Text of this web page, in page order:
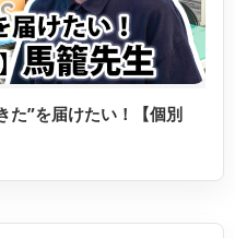
た”を届けたい！【個別